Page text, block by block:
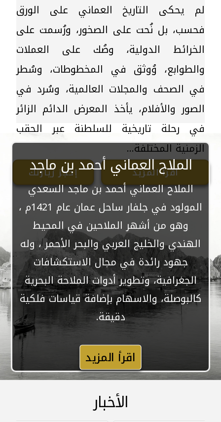
لم يحكى التاريخ العماني على الورق
فحسب، بل نُحت على الصخور، ورُسمت على
الخرائط الدولية، وصُك على العملات
والطوابع، وُوثق في المخطوطات، وسُطر
في الصحف والمجلات العالمية، وسُرد في
الصور والأفلام، يأخذ المعرض الدائم الزائر
في رحلة تاريخية للسلطنة عبر الحقب
الزمنية المختلفة...
اقرأ المزيد إحجز زيارتك
الملاح العماني أحمد بن ماجد
الملاح العماني أحمد بن ماجد السعدي
المولود في جلفار ساحل عمان عام 1421م ،
وهو من أشهر الملاحين في المحيط
الهندي والخليج العربي والبحر الأحمر ، وله
جهود رائدة في مجال الاستكشافات
الجغرافية، وتطوير أدوات الملاحة البحرية
كالبوصلة، والاسهام بإضافة قياسات فلكية
دقيقة.
اقرأ المزيد
الأخبار